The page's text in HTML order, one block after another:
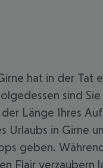
hat in der Tat
sind
Länge Ihres
in Girne
geben.
Flair verzaubern